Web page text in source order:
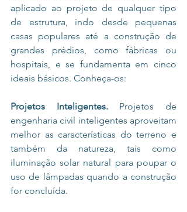
aplicado ao projeto de qualquer tipo
de estrutura, indo desde pequenas
casas populares até a construção de
grandes prédios, como fábricas ou
hospitais, e se fundamenta em cinco
ideais básicos. Conheça-os:
Projetos Inteligentes. Projetos de
engenharia civil inteligentes aproveitam
melhor as características do terreno e
também da natureza, tais como
iluminação solar natural para poupar o
uso de lâmpadas quando a construção
for concluída.